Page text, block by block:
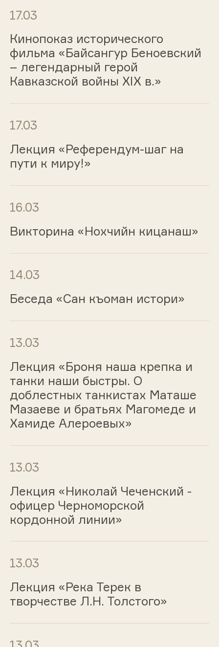
17.03
Кинопоказ исторического
фильма «Байсангур Беноевский
– легендарный герой
Кавказской войны XIX в.»
17.03
Лекция «Референдум-шаг на
пути к миру!»
16.03
Викторина «Нохчийн кицанаш»
14.03
Беседа «Сан къоман истори»
13.03
Лекция «Броня наша крепка и
танки наши быстры. О
доблестных танкистах Маташе
Мазаеве и братьях Магомеде и
Хамиде Алероевых»
13.03
Лекция «Николай Чеченский -
офицер Черноморской
кордонной линии»
13.03
Лекция «Река Терек в
творчестве Л.Н. Толстого»